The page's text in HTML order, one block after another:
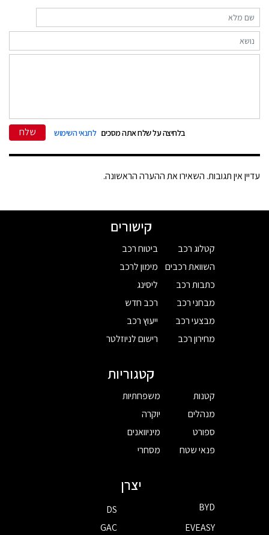
בלחיצה על שלח אתה מסכים לתנאי השימוש שלח
עדיין אין תגובות. השאירו את ההערה הראשונה.
קישורים
קטלוג רכב
השוואת רכבים
כתבות רכב
מבחני רכב
מבצעי רכב
מחירון רכב
ביטוח רכב
מימון לרכב
ליסינג
רכב חדש
ייעוץ רכב
רישום לניוזלטר
קטגוריות
קטנות
מנהלים
ספורט
פנאי שטח
משפחתיות
יוקרה
מיניוואנים
מסחרי
יצרן
BYD
DS
EVEASY
GAC